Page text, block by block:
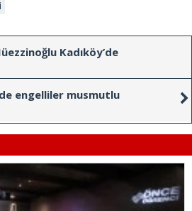
Kadıköy’de
engelliler musmutlu